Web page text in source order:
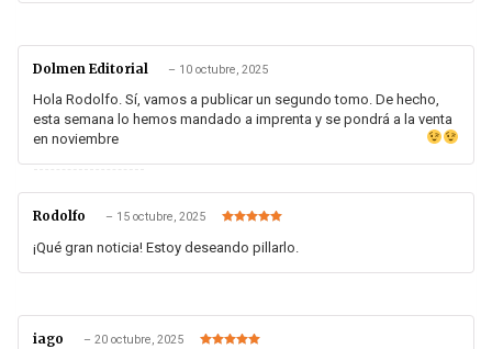
Dolmen Editorial – 10 octubre, 2025
Hola Rodolfo. Sí, vamos a publicar un segundo tomo. De hecho,
esta semana lo hemos mandado a imprenta y se pondrá a la venta
en noviembre
Rodolfo – 15 octubre, 2025
de 5
¡Qué gran noticia! Estoy deseando pillarlo.
iago – 20 octubre, 2025